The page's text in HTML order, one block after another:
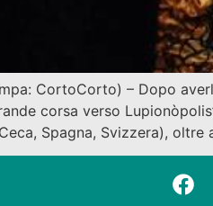
CortoCorto) – Dopo
corsa verso
Spagna, Svizzera),